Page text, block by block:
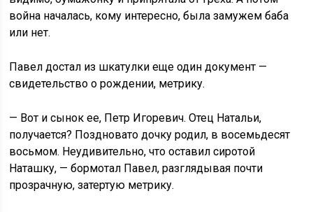
война началась, кому интересно, была замужем баба
или нет.
Павел достал из шкатулки еще один документ —
свидетельство о рождении, метрику.
— Вот и сынок ее, Петр Игоревич. Отец Натальи,
получается? Поздновато дочку родил, в восемьдесят
восьмом. Неудивительно, что оставил сиротой
Наташку, — бормотал Павел, разглядывая почти
прозрачную, затертую метрику.